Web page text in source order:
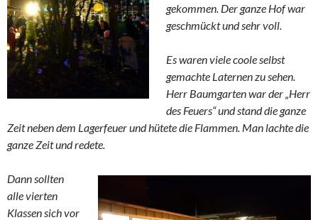
gekommen. Der ganze Hof war
geschmückt und sehr voll.
Es waren viele coole selbst
gemachte Laternen zu sehen.
Herr Baumgarten war der „Herr
des Feuers“ und stand die ganze
Zeit neben dem Lagerfeuer und hütete die Flammen. Man lachte die
ganze Zeit und redete.
Dann sollten
alle vierten
Klassen sich vor